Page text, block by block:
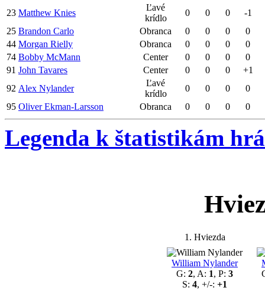
23 Matthew Knies
Ľavé
krídlo
0 0 0
-1
25 Brandon Carlo Obranca 0 0 0
0
44 Morgan Rielly Obranca 0 0 0
0
74 Bobby McMann Center 0 0 0
0
91 John Tavares Center 0 0 0
+1
92 Alex Nylander
Ľavé
krídlo
0 0 0
0
95 Oliver Ekman-Larsson Obranca 0 0 0 0
Legenda k štatistikám
1. Hviezda
William Nylander
G: 2, A: 1, P: 3
S: 4, +/-: +1